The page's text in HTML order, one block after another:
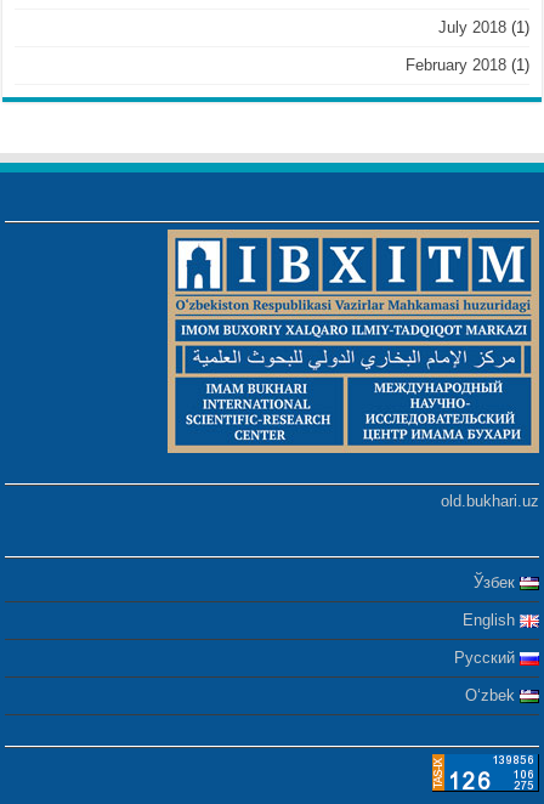
July 2018(1)
February 2018(1)
old.bukhari.uz
Ўзбек
English
Русский
Oʻzbek